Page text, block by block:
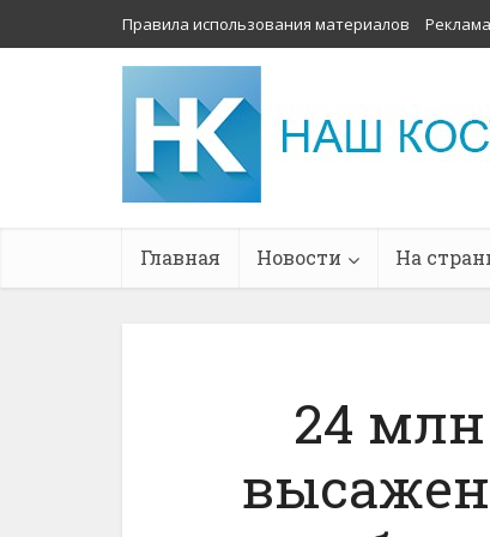
Правила использования материалов Реклама
Главная Новости На
24 млн